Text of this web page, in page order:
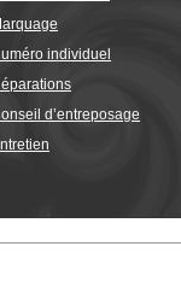
individuel
d’entreposage